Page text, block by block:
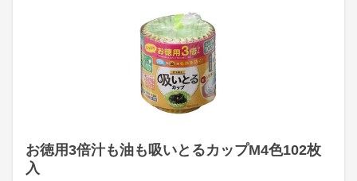
お徳用3倍汁も油も吸いとるカップM4色102枚
入